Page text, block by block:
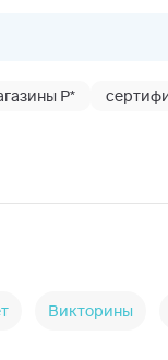
Р*
Викторины